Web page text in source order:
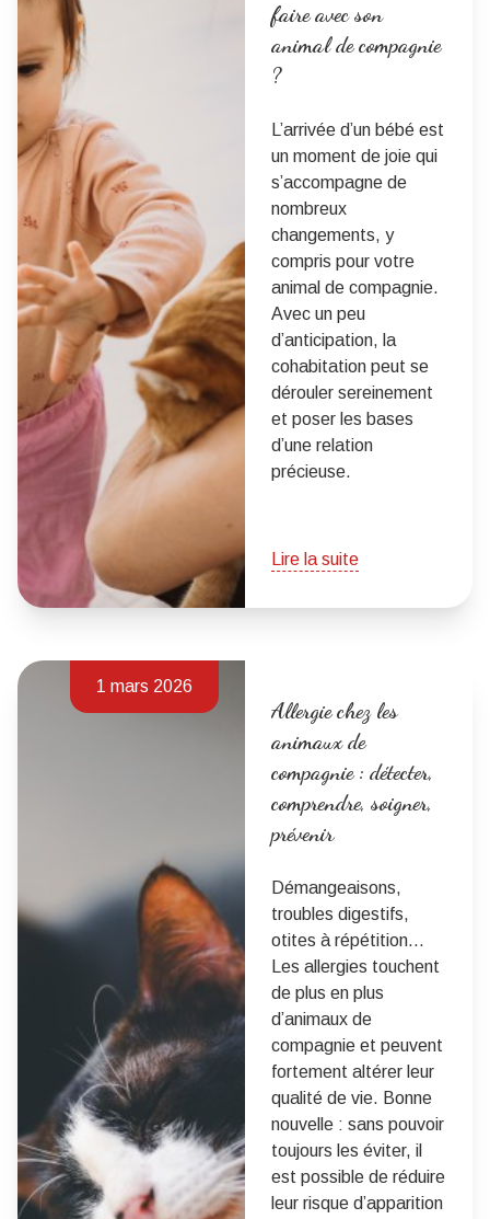
faire avec son
animal de compagnie
?
L’arrivée d’un bébé est
un moment de joie qui
s’accompagne de
nombreux
changements, y
compris pour votre
animal de compagnie.
Avec un peu
d’anticipation, la
cohabitation peut se
dérouler sereinement
et poser les bases
d’une relation
précieuse.
Lire la suite
1 mars 2026
Allergie chez les
animaux de
compagnie : détecter,
comprendre, soigner,
prévenir
Démangeaisons,
troubles digestifs,
otites à répétition…
Les allergies touchent
de plus en plus
d’animaux de
compagnie et peuvent
fortement altérer leur
qualité de vie. Bonne
nouvelle : sans pouvoir
toujours les éviter, il
est possible de réduire
leur risque d’apparition